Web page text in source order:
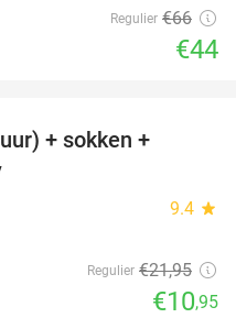
Regulier €66
€44
+ sokken +
9.4 star
Regulier €21,95
€10,95